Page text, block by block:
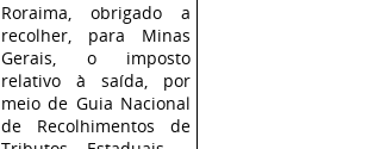
Roraima, obrigado a
recolher, para Minas
Gerais, o imposto
relativo à saída, por
meio de Guia Nacional
de Recolhimentos de